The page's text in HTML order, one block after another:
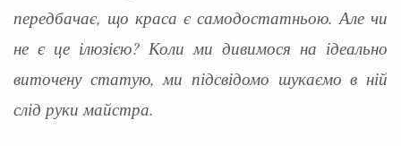
передбачає, що краса є самодостатньою. Але чи
не є це ілюзією? Коли ми дивимося на ідеально
виточену статую, ми підсвідомо шукаємо в ній
слід руки майстра.